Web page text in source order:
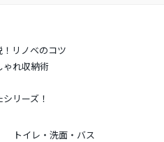
リノベのコツ
ゃれ収納術
リーズ！
トイレ・洗面・バス